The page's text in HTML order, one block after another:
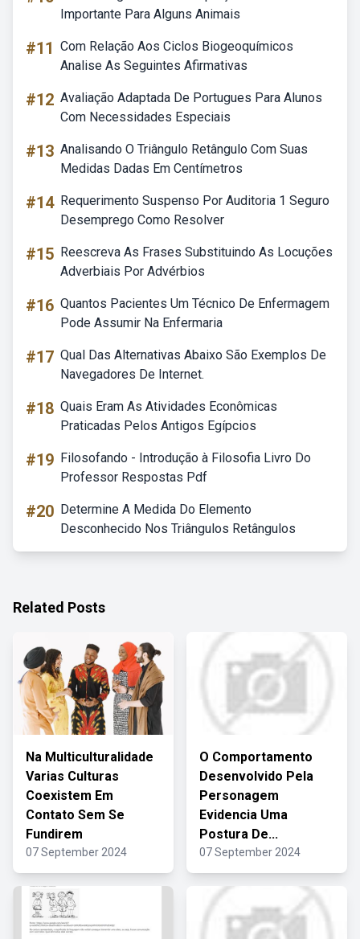
Importante Para Alguns Animais
#11 Com Relação Aos Ciclos Biogeoquímicos
Analise As Seguintes Afirmativas
#12 Avaliação Adaptada De Portugues Para Alunos
Com Necessidades Especiais
#13 Analisando O Triângulo Retângulo Com Suas
Medidas Dadas Em Centímetros
#14 Requerimento Suspenso Por Auditoria 1 Seguro
Desemprego Como Resolver
#15 Reescreva As Frases Substituindo As Locuções
Adverbiais Por Advérbios
#16 Quantos Pacientes Um Técnico De Enfermagem
Pode Assumir Na Enfermaria
#17 Qual Das Alternativas Abaixo São Exemplos De
Navegadores De Internet.
#18 Quais Eram As Atividades Econômicas
Praticadas Pelos Antigos Egípcios
#19 Filosofando - Introdução à Filosofia Livro Do
Professor Respostas Pdf
#20 Determine A Medida Do Elemento
Desconhecido Nos Triângulos Retângulos
Related Posts
Na Multiculturalidade
Varias Culturas
Coexistem Em
Contato Sem Se
Fundirem
07 September 2024
O Comportamento
Desenvolvido Pela
Personagem
Evidencia Uma
Postura De...
07 September 2024